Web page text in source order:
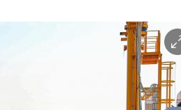
이
미
지
확